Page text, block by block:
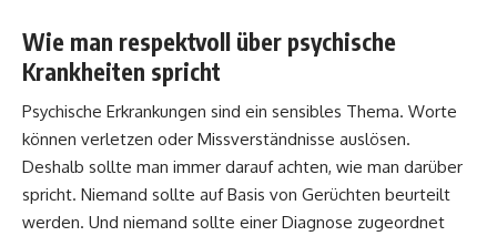
Wie man respektvoll über psychische
Krankheiten spricht
Psychische Erkrankungen sind ein sensibles Thema. Worte
können verletzen oder Missverständnisse auslösen.
Deshalb sollte man immer darauf achten, wie man darüber
spricht. Niemand sollte auf Basis von Gerüchten beurteilt
werden. Und niemand sollte einer Diagnose zugeordnet